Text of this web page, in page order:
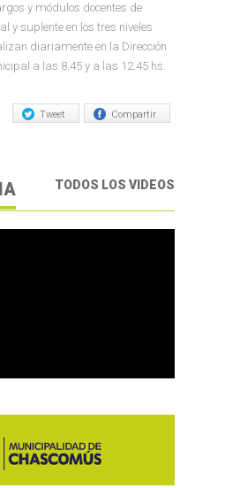
y módulos docentes de
y suplente en los tres niveles
diariamente en la Dirección
a las 8.45 y a las 12.45 hs.
Compartir
Tweet
TODOS LOS VIDEOS